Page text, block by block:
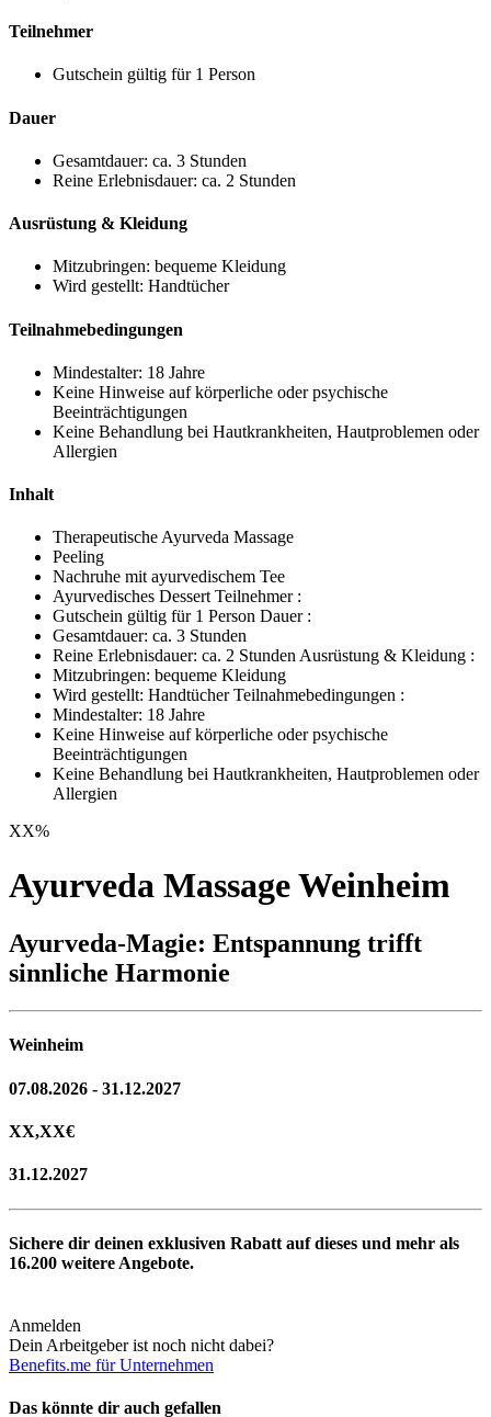
Teilnehmer
Gutschein gültig für 1 Person
Dauer
Gesamtdauer: ca. 3 Stunden
Reine Erlebnisdauer: ca. 2 Stunden
Ausrüstung & Kleidung
Mitzubringen: bequeme Kleidung
Wird gestellt: Handtücher
Teilnahmebedingungen
Mindestalter: 18 Jahre
Keine Hinweise auf körperliche oder psychische
Beeinträchtigungen
Keine Behandlung bei Hautkrankheiten, Hautproblemen oder
Allergien
Inhalt
Therapeutische Ayurveda Massage
Peeling
Nachruhe mit ayurvedischem Tee
Ayurvedisches Dessert Teilnehmer :
Gutschein gültig für 1 Person Dauer :
Gesamtdauer: ca. 3 Stunden
Reine Erlebnisdauer: ca. 2 Stunden Ausrüstung & Kleidung :
Mitzubringen: bequeme Kleidung
Wird gestellt: Handtücher Teilnahmebedingungen :
Mindestalter: 18 Jahre
Keine Hinweise auf körperliche oder psychische
Beeinträchtigungen
Keine Behandlung bei Hautkrankheiten, Hautproblemen oder
Allergien
XX%
Ayurveda Massage Weinheim
Ayurveda-Magie: Entspannung trifft
sinnliche Harmonie
Weinheim
07.08.2026 - 31.12.2027
XX,XX€
31.12.2027
Sichere dir deinen exklusiven Rabatt auf dieses und mehr als
16.200 weitere Angebote.
Anmelden
Dein Arbeitgeber ist noch nicht dabei?
Benefits.me für Unternehmen
Das könnte dir auch gefallen